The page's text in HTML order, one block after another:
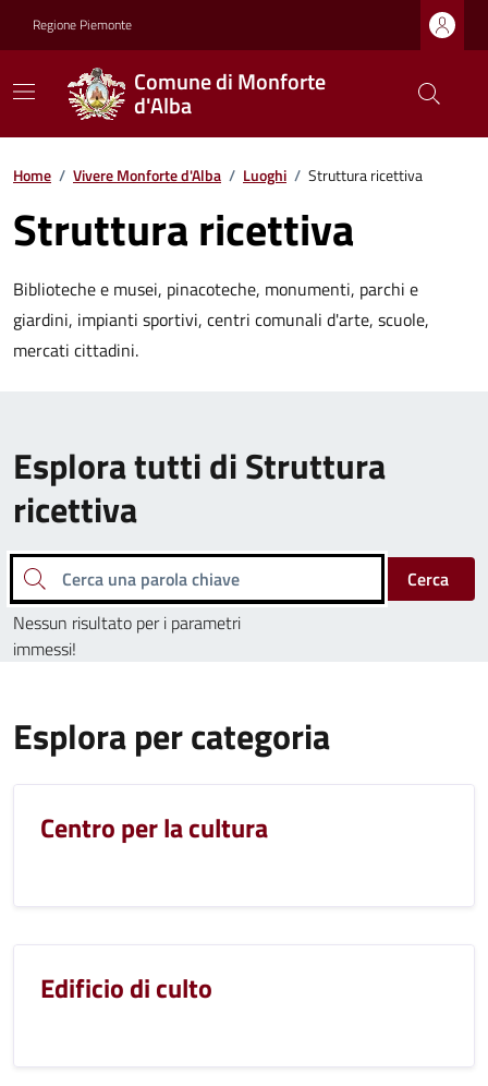
Regione Piemonte
Comune di Monforte
d'Alba
Home / Vivere Monforte d'Alba / Luoghi / Struttura ricettiva
Struttura ricettiva
Biblioteche e musei, pinacoteche, monumenti, parchi e
giardini, impianti sportivi, centri comunali d'arte, scuole,
mercati cittadini.
Esplora tutti di Struttura
ricettiva
Cerca una parola chiave
Cerca
Nessun risultato per i parametri
immessi!
Esplora per categoria
Centro per la cultura
Edificio di culto